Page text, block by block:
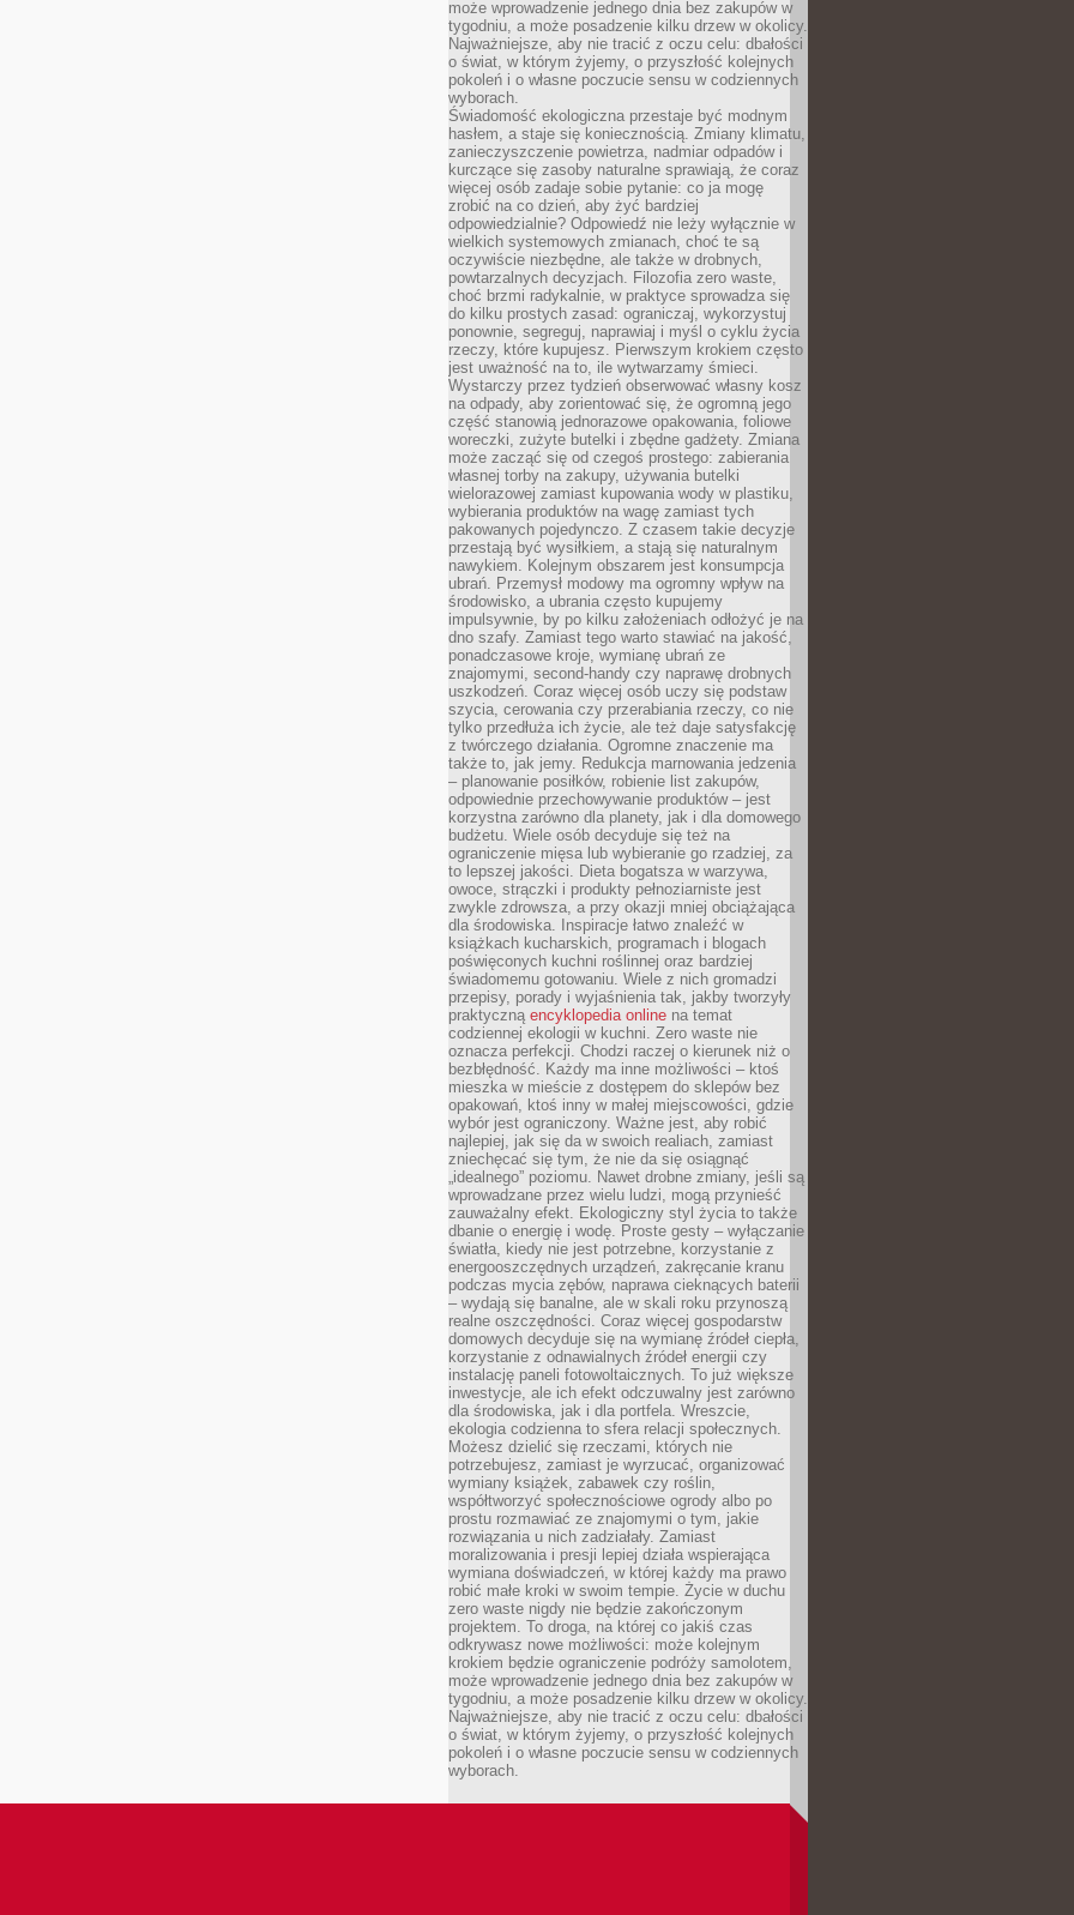
może wprowadzenie jednego dnia bez zakupów w
tygodniu, a może posadzenie kilku drzew w okolicy.
Najważniejsze, aby nie tracić z oczu celu: dbałości
o świat, w którym żyjemy, o przyszłość kolejnych
pokoleń i o własne poczucie sensu w codziennych
wyborach.
Świadomość ekologiczna przestaje być modnym
hasłem, a staje się koniecznością. Zmiany klimatu,
zanieczyszczenie powietrza, nadmiar odpadów i
kurczące się zasoby naturalne sprawiają, że coraz
więcej osób zadaje sobie pytanie: co ja mogę
zrobić na co dzień, aby żyć bardziej
odpowiedzialnie? Odpowiedź nie leży wyłącznie w
wielkich systemowych zmianach, choć te są
oczywiście niezbędne, ale także w drobnych,
powtarzalnych decyzjach. Filozofia zero waste,
choć brzmi radykalnie, w praktyce sprowadza się
do kilku prostych zasad: ograniczaj, wykorzystuj
ponownie, segreguj, naprawiaj i myśl o cyklu życia
rzeczy, które kupujesz. Pierwszym krokiem często
jest uważność na to, ile wytwarzamy śmieci.
Wystarczy przez tydzień obserwować własny kosz
na odpady, aby zorientować się, że ogromną jego
część stanowią jednorazowe opakowania, foliowe
woreczki, zużyte butelki i zbędne gadżety. Zmiana
może zacząć się od czegoś prostego: zabierania
własnej torby na zakupy, używania butelki
wielorazowej zamiast kupowania wody w plastiku,
wybierania produktów na wagę zamiast tych
pakowanych pojedynczo. Z czasem takie decyzje
przestają być wysiłkiem, a stają się naturalnym
nawykiem. Kolejnym obszarem jest konsumpcja
ubrań. Przemysł modowy ma ogromny wpływ na
środowisko, a ubrania często kupujemy
impulsywnie, by po kilku założeniach odłożyć je na
dno szafy. Zamiast tego warto stawiać na jakość,
ponadczasowe kroje, wymianę ubrań ze
znajomymi, second-handy czy naprawę drobnych
uszkodzeń. Coraz więcej osób uczy się podstaw
szycia, cerowania czy przerabiania rzeczy, co nie
tylko przedłuża ich życie, ale też daje satysfakcję
z twórczego działania. Ogromne znaczenie ma
także to, jak jemy. Redukcja marnowania jedzenia
– planowanie posiłków, robienie list zakupów,
odpowiednie przechowywanie produktów – jest
korzystna zarówno dla planety, jak i dla domowego
budżetu. Wiele osób decyduje się też na
ograniczenie mięsa lub wybieranie go rzadziej, za
to lepszej jakości. Dieta bogatsza w warzywa,
owoce, strączki i produkty pełnoziarniste jest
zwykle zdrowsza, a przy okazji mniej obciążająca
dla środowiska. Inspiracje łatwo znaleźć w
książkach kucharskich, programach i blogach
poświęconych kuchni roślinnej oraz bardziej
świadomemu gotowaniu. Wiele z nich gromadzi
przepisy, porady i wyjaśnienia tak, jakby tworzyły
praktyczną encyklopedia online na temat
codziennej ekologii w kuchni. Zero waste nie
oznacza perfekcji. Chodzi raczej o kierunek niż o
bezbłędność. Każdy ma inne możliwości – ktoś
mieszka w mieście z dostępem do sklepów bez
opakowań, ktoś inny w małej miejscowości, gdzie
wybór jest ograniczony. Ważne jest, aby robić
najlepiej, jak się da w swoich realiach, zamiast
zniechęcać się tym, że nie da się osiągnąć
„idealnego” poziomu. Nawet drobne zmiany, jeśli są
wprowadzane przez wielu ludzi, mogą przynieść
zauważalny efekt. Ekologiczny styl życia to także
dbanie o energię i wodę. Proste gesty – wyłączanie
światła, kiedy nie jest potrzebne, korzystanie z
energooszczędnych urządzeń, zakręcanie kranu
podczas mycia zębów, naprawa cieknących baterii
– wydają się banalne, ale w skali roku przynoszą
realne oszczędności. Coraz więcej gospodarstw
domowych decyduje się na wymianę źródeł ciepła,
korzystanie z odnawialnych źródeł energii czy
instalację paneli fotowoltaicznych. To już większe
inwestycje, ale ich efekt odczuwalny jest zarówno
dla środowiska, jak i dla portfela. Wreszcie,
ekologia codzienna to sfera relacji społecznych.
Możesz dzielić się rzeczami, których nie
potrzebujesz, zamiast je wyrzucać, organizować
wymiany książek, zabawek czy roślin,
współtworzyć społecznościowe ogrody albo po
prostu rozmawiać ze znajomymi o tym, jakie
rozwiązania u nich zadziałały. Zamiast
moralizowania i presji lepiej działa wspierająca
wymiana doświadczeń, w której każdy ma prawo
robić małe kroki w swoim tempie. Życie w duchu
zero waste nigdy nie będzie zakończonym
projektem. To droga, na której co jakiś czas
odkrywasz nowe możliwości: może kolejnym
krokiem będzie ograniczenie podróży samolotem,
może wprowadzenie jednego dnia bez zakupów w
tygodniu, a może posadzenie kilku drzew w okolicy.
Najważniejsze, aby nie tracić z oczu celu: dbałości
o świat, w którym żyjemy, o przyszłość kolejnych
pokoleń i o własne poczucie sensu w codziennych
wyborach.